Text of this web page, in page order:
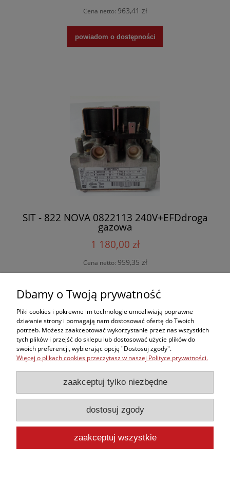
Cena netto: 963,41 zł
powiadom o dostępności
SIT - 822 NOVA 0822113 240V+EFDdroga
gazowa
1 180,00 zł
Cena netto: 959,35 zł
powiadom o dostępności
Zakupy
Kontakt
Informacje
Moje konto
Dbamy o Twoją prywatność
Pliki cookies i pokrewne im technologie umożliwiają poprawne
działanie strony i pomagają nam dostosować ofertę do Twoich
potrzeb. Możesz zaakceptować wykorzystanie przez nas wszystkich
tych plików i przejść do sklepu lub dostosować użycie plików do
swoich preferencji, wybierając opcję "Dostosuj zgody".
Więcej o plikach cookies przeczytasz w naszej Polityce prywatności.
zaakceptuj tylko niezbędne
dostosuj zgody
zaakceptuj wszystkie